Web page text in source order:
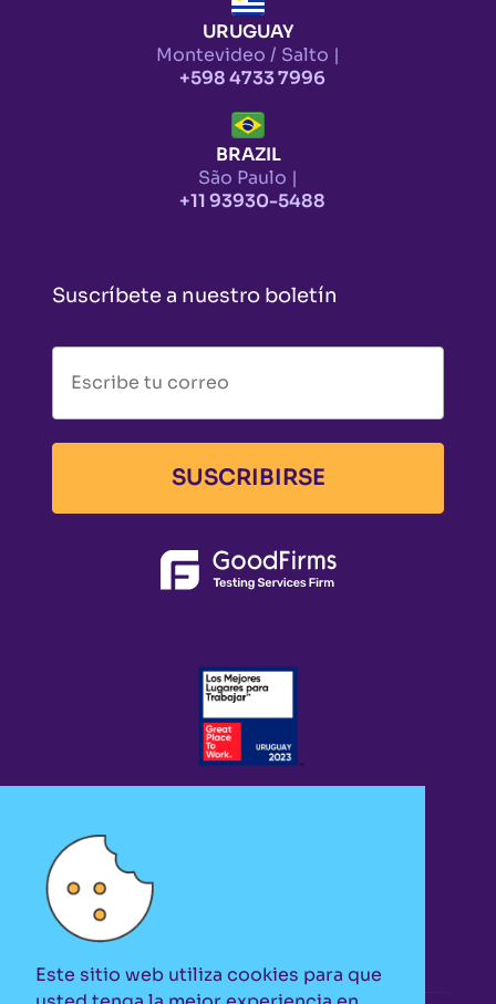
Este sitio web utiliza cookies para que
URUGUAY
Montevideo / Salto |
+598 4733 7996
BRAZIL
São Paulo |
+11 93930-5488
Suscríbete a nuestro boletín
SUSCRIBIRSE